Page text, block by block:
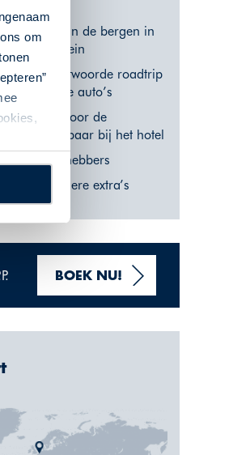
om
verblijf in de bergen in
Alpstein
en verantwoorde roadtrip
elektrische auto’s
voor de
beschikbaar bij het hotel
natuurliefhebbers
en andere extra’s
BOEK NU!